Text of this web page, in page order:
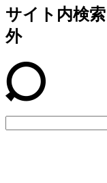
サイト内検索
外